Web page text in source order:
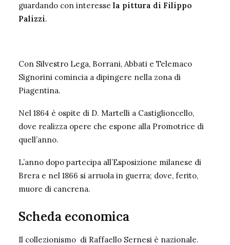
guardando con interesse la pittura di Filippo
Palizzi.
Con Silvestro Lega, Borrani, Abbati e Telemaco
Signorini comincia a dipingere nella zona di
Piagentina.
Nel 1864 è ospite di D. Martelli a Castiglioncello,
dove realizza opere che espone alla Promotrice di
quell’anno.
L’anno dopo partecipa all’Esposizione milanese di
Brera e nel 1866 si arruola in guerra; dove, ferito,
muore di cancrena.
Scheda economica
Il collezionismo di Raffaello Sernesi è nazionale.